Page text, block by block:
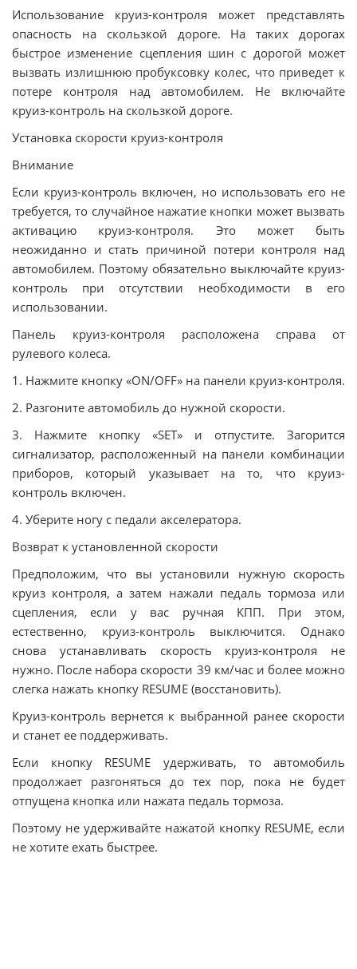
Использование круиз-контроля может представлять
опасность на скользкой дороге. На таких дорогах
быстрое изменение сцепления шин с дорогой может
вызвать излишнюю пробуксовку колес, что приведет к
потере контроля над автомобилем. Не включайте
круиз-контроль на скользкой дороге.
Установка скорости круиз-контроля
Внимание
Если круиз-контроль включен, но использовать его не
требуется, то случайное нажатие кнопки может вызвать
активацию круиз-контроля. Это может быть
неожиданно и стать причиной потери контроля над
автомобилем. Поэтому обязательно выключайте круиз-
контроль при отсутствии необходимости в его
использовании.
Панель круиз-контроля расположена справа от
рулевого колеса.
1. Нажмите кнопку «ON/OFF» на панели круиз-контроля.
2. Разгоните автомобиль до нужной скорости.
3. Нажмите кнопку «SET» и отпустите. Загорится
сигнализатор, расположенный на панели комбинации
приборов, который указывает на то, что круиз-
контроль включен.
4. Уберите ногу с педали акселератора.
Возврат к установленной скорости
Предположим, что вы установили нужную скорость
круиз контроля, а затем нажали педаль тормоза или
сцепления, если у вас ручная КПП. При этом,
естественно, круиз-контроль выключится. Однако
снова устанавливать скорость круиз-контроля не
нужно. После набора скорости 39 км/час и более можно
слегка нажать кнопку RESUME (восстановить).
Круиз-контроль вернется к выбранной ранее скорости
и станет ее поддерживать.
Если кнопку RESUME удерживать, то автомобиль
продолжает разгоняться до тех пор, пока не будет
отпущена кнопка или нажата педаль тормоза.
Поэтому не удерживайте нажатой кнопку RESUME, если
не хотите ехать быстрее.